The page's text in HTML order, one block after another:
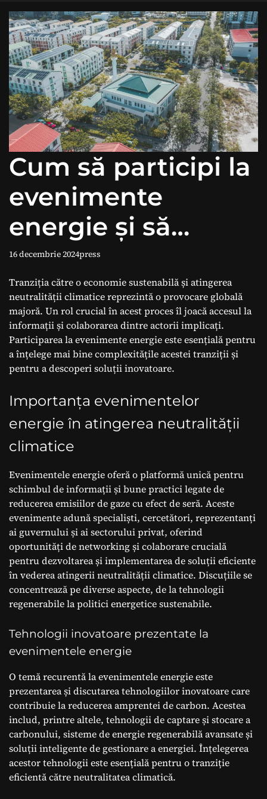
Cum să participi la
evenimente
energie și să
descoperi soluții
pentru
neutralitatea
climatică?
16 decembrie 2024press
Tranziția către o economie sustenabilă și atingerea
neutralității climatice reprezintă o provocare globală
majoră. Un rol crucial în acest proces îl joacă accesul la
informații și colaborarea dintre actorii implicați.
Participarea la evenimente energie este esențială pentru
a înțelege mai bine complexitățile acestei tranziții și
pentru a descoperi soluții inovatoare.
Importanța evenimentelor
energie în atingerea neutralității
climatice
Evenimentele energie oferă o platformă unică pentru
schimbul de informații și bune practici legate de
reducerea emisiilor de gaze cu efect de seră. Aceste
evenimente adună specialiști, cercetători, reprezentanți
ai guvernului și ai sectorului privat, oferind
oportunități de networking și colaborare crucială
pentru dezvoltarea și implementarea de soluții eficiente
în vederea atingerii neutralității climatice. Discuțiile se
concentrează pe diverse aspecte, de la tehnologii
regenerabile la politici energetice sustenabile.
Tehnologii inovatoare prezentate la
evenimentele energie
O temă recurentă la evenimentele energie este
prezentarea și discutarea tehnologiilor inovatoare care
contribuie la reducerea amprentei de carbon. Acestea
includ, printre altele, tehnologii de captare și stocare a
carbonului, sisteme de energie regenerabilă avansate și
soluții inteligente de gestionare a energiei. Înțelegerea
acestor tehnologii este esențială pentru o tranziție
eficientă către neutralitatea climatică.